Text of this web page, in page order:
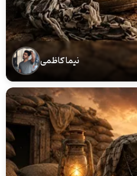
نیما کاظمی